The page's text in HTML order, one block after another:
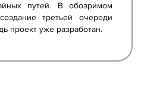
путей. В обозримом
третьей очереди
проект уже разработан.